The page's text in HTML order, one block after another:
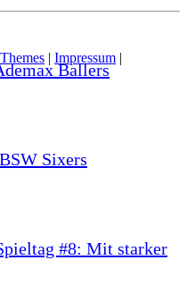
Ballers
Sixers
#8: Mit starker
| Impressum |